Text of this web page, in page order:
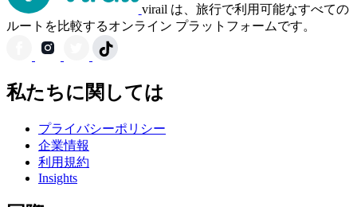
virail は、旅行で利用可能なすべての
ルートを比較するオンライン プラットフォームです。
私たちに関しては
プライバシーポリシー
企業情報
利用規約
Insights